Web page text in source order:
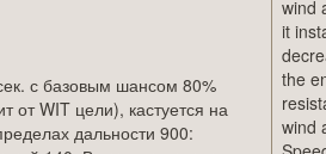
wind
it
the
wind
с базовым шансом 80%
от WIT цели), кастуется на
дальности 900: